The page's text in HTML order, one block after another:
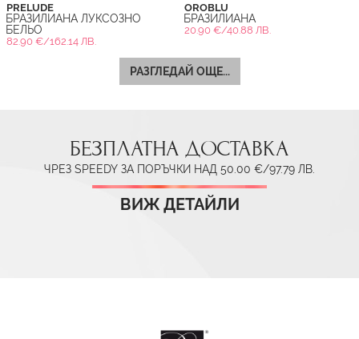
PRELUDE
БРАЗИЛИАНА ЛУКСОЗНО
БЕЛЬО
82.90 €/162.14 ЛВ.
OROBLU
БРАЗИЛИАНА
20.90 €/40.88 ЛВ.
РАЗГЛЕДАЙ ОЩЕ...
БЕЗПЛАТНА ДОСТАВКА
ЧРЕЗ SPEEDY ЗА ПОРЪЧКИ НАД 50.00 €/97.79 ЛВ.
ВИЖ ДЕТАЙЛИ